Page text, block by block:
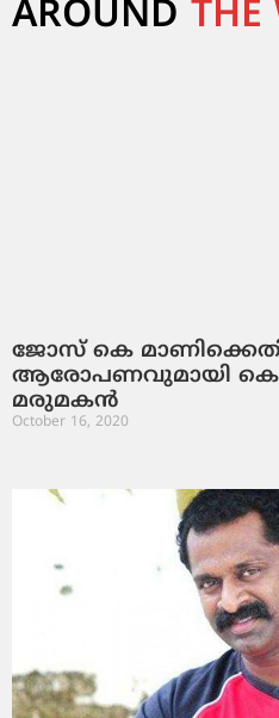
AROUND THE
ജോസ് കെ
ആരോപണവുമായി
മരുമകൻ
October 16, 2020